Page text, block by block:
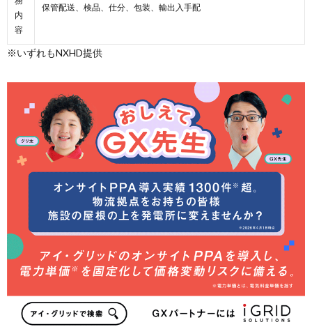
内
容
保管配送、検品、仕分、包装、輸出入手配
※いずれもNXHD提供